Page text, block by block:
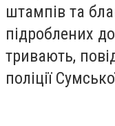
штампів та
підроблених
тривають,
поліції